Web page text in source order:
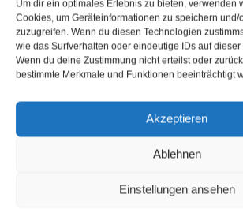
Um dir ein optimales Erlebnis zu bieten, verwenden
Cookies, um Geräteinformationen zu speichern und/
zuzugreifen. Wenn du diesen Technologien
wie das Surfverhalten oder eindeutige IDs auf
Wenn du deine Zustimmung nicht erteilst oder
bestimmte Merkmale und Funktionen beeinträchtigt
Akzeptieren
Ablehnen
Einstellungen ansehen
Breites Spektrum an
Wir bieten Ihnen ein breites Portfolio
Produkten. Diese sind immer auf
individuellen